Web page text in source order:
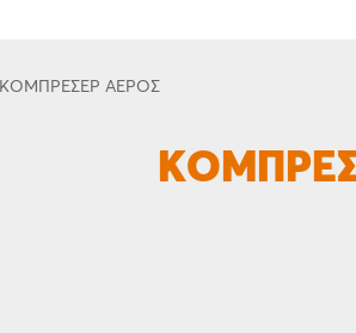
ΚΟΜΠΡΕΣΈΡ ΑΈΡΟΣ